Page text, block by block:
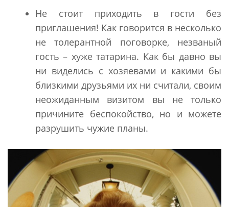
Не стоит приходить в гости без
приглашения! Как говорится в несколько
не толерантной поговорке, незваный
гость – хуже татарина. Как бы давно вы
ни виделись с хозяевами и какими бы
близкими друзьями их ни считали, своим
неожиданным визитом вы не только
причините беспокойство, но и можете
разрушить чужие планы.